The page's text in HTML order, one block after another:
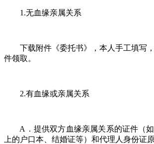
1.无血缘亲属关系
下载附件《委托书》，本人手工填写
件领取。
2.有血缘或亲属关系
A．提供双方血缘亲属关系的证件（如
上的户口本、结婚证等）和代理人身份证原